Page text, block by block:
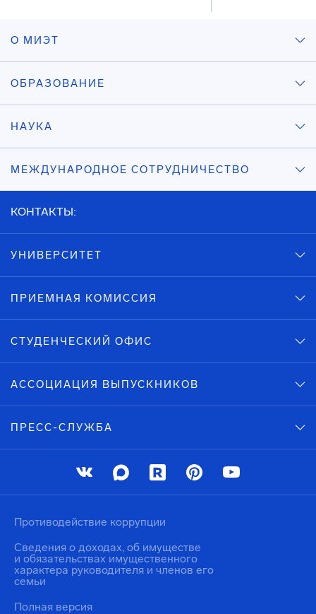
О МИЭТ
ОБРАЗОВАНИЕ
НАУКА
МЕЖДУНАРОДНОЕ СОТРУДНИЧЕСТВО
КОНТАКТЫ:
УНИВЕРСИТЕТ
ПРИЕМНАЯ КОМИССИЯ
СТУДЕНЧЕСКИЙ ОФИС
АССОЦИАЦИЯ ВЫПУСКНИКОВ
ПРЕСС-СЛУЖБА
Противодействие коррупции
Сведения о доходах, об имуществе
и обязательствах имущественного
характера руководителя и членов его
семьи
Полная версия